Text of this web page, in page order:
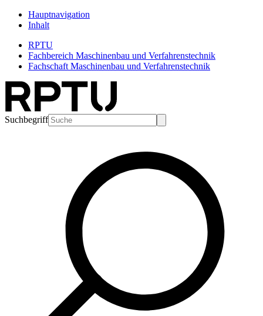
Hauptnavigation
Inhalt
RPTU
Fachbereich Maschinenbau und Verfahrenstechnik
Fachschaft Maschinenbau und Verfahrenstechnik
Suchbegriff